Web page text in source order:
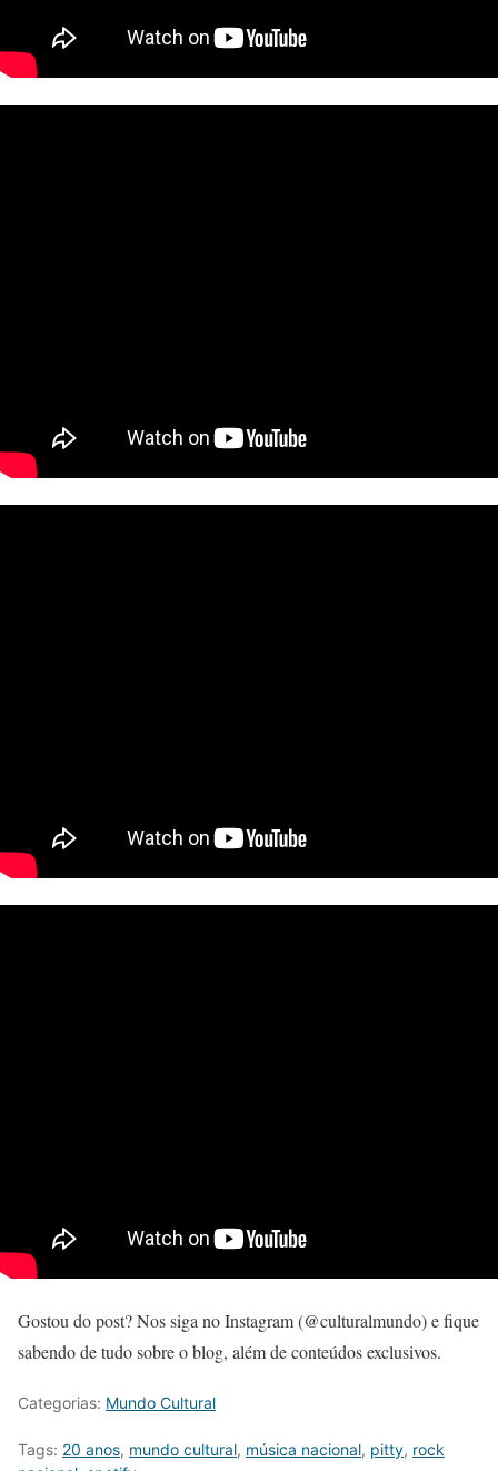
Gostou do post? Nos siga no Instagram (@culturalmundo) e fique
sabendo de tudo sobre o blog, além de conteúdos exclusivos.
Categorias: Mundo Cultural
Tags: 20 anos, mundo cultural, música nacional, pitty, rock